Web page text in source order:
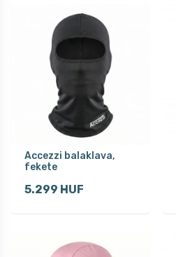
Accezzi balaklava,
fekete
5.299 HUF